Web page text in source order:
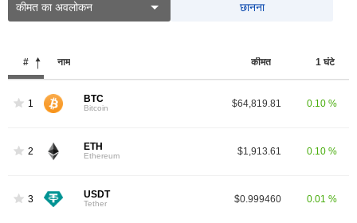
कीमत का अवलोकन छानना
# नाम कीमत 1 घंटे
1 BTC
Bitcoin $64,819.81 0.10 %
2 ETH
Ethereum $1,913.61 0.10 %
3 USDT
Tether $0.999460 0.01 %